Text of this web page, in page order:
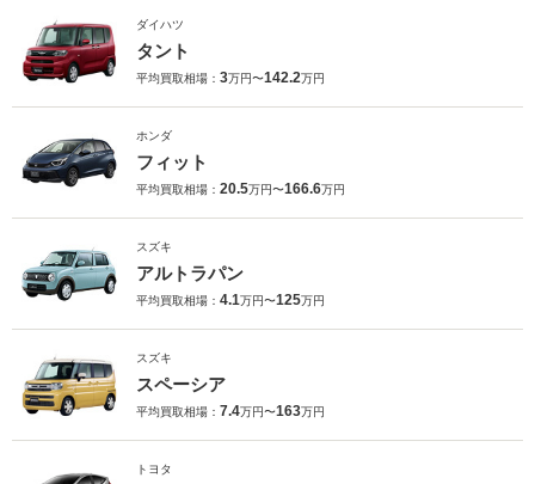
ダイハツ
タント
平均買取相場： 3万円〜142.2万円
ホンダ
フィット
平均買取相場： 20.5万円〜166.6万円
スズキ
アルトラパン
平均買取相場： 4.1万円〜125万円
スズキ
スペーシア
平均買取相場： 7.4万円〜163万円
トヨタ